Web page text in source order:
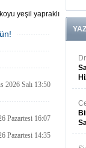
yeşil yapraklı
de
damar
Pazartesi 15:51
Perşembe 14:44
2026 Salı 16:11
2026 Salı 13:50
Çarşamba 13:49
Pazartesi 16:07
Pazartesi 14:35